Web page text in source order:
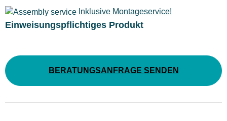
Inklusive Montageservice!
Einweisungspflichtiges Produkt
BERATUNGSANFRAGE SENDEN